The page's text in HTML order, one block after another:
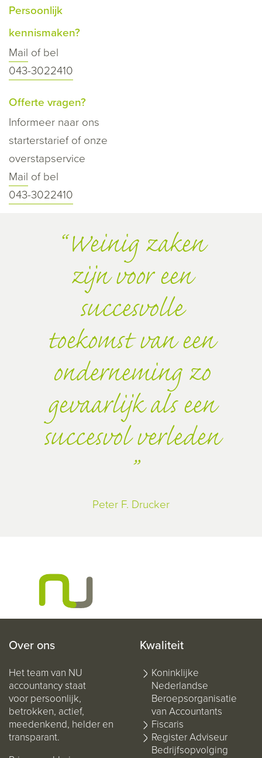
Persoonlijk
kennismaken?
Mail of bel
043-3022410
Offerte vragen?
Informeer naar ons
starterstarief of onze
overstapservice
Mail of bel
043-3022410
Weinig zaken
zijn voor een
succesvolle
toekomst van een
onderneming zo
gevaarlijk als een
succesvol verleden
Peter F. Drucker
Over ons
Het team van NU
accountancy staat
voor persoonlijk,
betrokken, actief,
meedenkend, helder en
transparant.
Kwaliteit
Koninklijke
Nederlandse
Beroepsorganisatie
van Accountants
Fiscaris
Register Adviseur
Bedrijfsopvolging